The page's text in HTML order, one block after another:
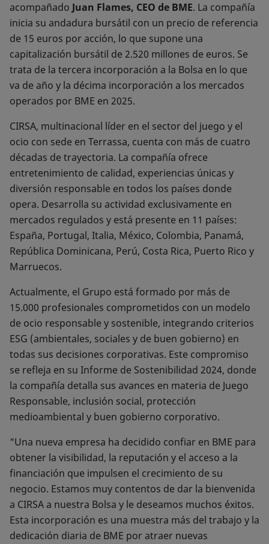
acompañado Juan Flames, CEO de BME. La compañía
inicia su andadura bursátil con un precio de referencia
de 15 euros por acción, lo que supone una
capitalización bursátil de 2.520 millones de euros. Se
trata de la tercera incorporación a la Bolsa en lo que
va de año y la décima incorporación a los mercados
operados por BME en 2025.
CIRSA, multinacional líder en el sector del juego y el
ocio con sede en Terrassa, cuenta con más de cuatro
décadas de trayectoria. La compañía ofrece
entretenimiento de calidad, experiencias únicas y
diversión responsable en todos los países donde
opera. Desarrolla su actividad exclusivamente en
mercados regulados y está presente en 11 países:
España, Portugal, Italia, México, Colombia, Panamá,
República Dominicana, Perú, Costa Rica, Puerto Rico y
Marruecos.
Actualmente, el Grupo está formado por más de
15.000 profesionales comprometidos con un modelo
de ocio responsable y sostenible, integrando criterios
ESG (ambientales, sociales y de buen gobierno) en
todas sus decisiones corporativas. Este compromiso
se refleja en su Informe de Sostenibilidad 2024, donde
la compañía detalla sus avances en materia de Juego
Responsable, inclusión social, protección
medioambiental y buen gobierno corporativo.
"Una nueva empresa ha decidido confiar en BME para
obtener la visibilidad, la reputación y el acceso a la
financiación que impulsen el crecimiento de su
negocio. Estamos muy contentos de dar la bienvenida
a CIRSA a nuestra Bolsa y le deseamos muchos éxitos.
Esta incorporación es una muestra más del trabajo y la
dedicación diaria de BME por atraer nuevas